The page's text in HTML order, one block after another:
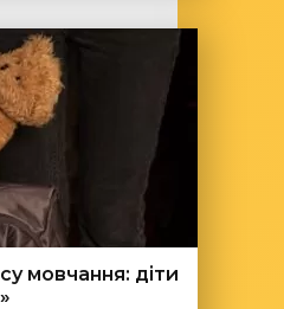
мовчання: діти